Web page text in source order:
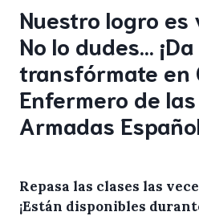
Nuestro logro es
No lo dudes…
transfórmate en
Enfermero de
Armadas
Repasa las clases las
¡Están disponibles